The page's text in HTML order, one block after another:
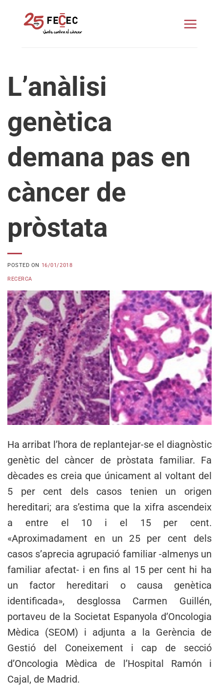
L’anàlisi
genètica
demana pas en
càncer de
pròstata
POSTED ON 16/01/2018
RECERCA
Ha arribat l’hora de replantejar-se el diagnòstic
genètic del càncer de pròstata familiar. Fa
dècades es creia que únicament al voltant del
5 per cent dels casos tenien un origen
hereditari; ara s’estima que la xifra ascendeix
a entre el 10 i el 15 per cent.
«Aproximadament en un 25 per cent dels
casos s’aprecia agrupació familiar -almenys un
familiar afectat- i en fins al 15 per cent hi ha
un factor hereditari o causa genètica
identificada», desglossa Carmen Guillén,
portaveu de la Societat Espanyola d’Oncologia
Mèdica (SEOM) i adjunta a la Gerència de
Gestió del Coneixement i cap de secció
d’Oncologia Mèdica de l’Hospital Ramón i
Cajal, de Madrid.